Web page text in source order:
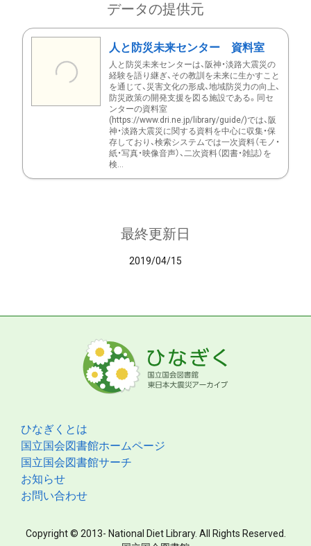
データの提供元
人と防災未来センター 資料室
人と防災未来センターは、阪神・淡路大震災の
経験を語り継ぎ、その教訓を未来に生かすこと
を通じて、災害文化の形成、地域防災力の向上、
防災政策の開発支援を図る施設である。同セ
ンターの資料室
(https://www.dri.ne.jp/library/guide/)では、阪
神・淡路大震災に関する資料を中心に収集・保
存しており、検索システムでは一次資料（モノ・
紙・写真・映像音声）、二次資料（図書・雑誌）を
検...
最終更新日
2019/04/15
ひなぎくとは
国立国会図書館ホームページ
国立国会図書館サーチ
お知らせ
お問い合わせ
Copyright © 2013- National Diet Library. All Rights Reserved.